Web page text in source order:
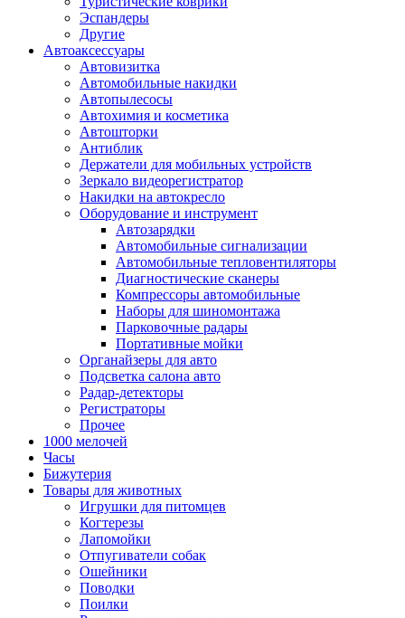
Эспандеры
Другие
Автоаксессуары
Автовизитка
Автомобильные накидки
Автопылесосы
Автохимия и косметика
Автошторки
Антиблик
Держатели для мобильных устройств
Зеркало видеорегистратор
Накидки на автокресло
Оборудование и инструмент
Автозарядки
Автомобильные сигнализации
Автомобильные тепловентиляторы
Диагностические сканеры
Компрессоры автомобильные
Наборы для шиномонтажа
Парковочные радары
Портативные мойки
Органайзеры для авто
Подсветка салона авто
Радар-детекторы
Регистраторы
Прочее
1000 мелочей
Часы
Бижутерия
Товары для животных
Игрушки для питомцев
Когтерезы
Лапомойки
Отпугиватели собак
Ошейники
Поводки
Поилки